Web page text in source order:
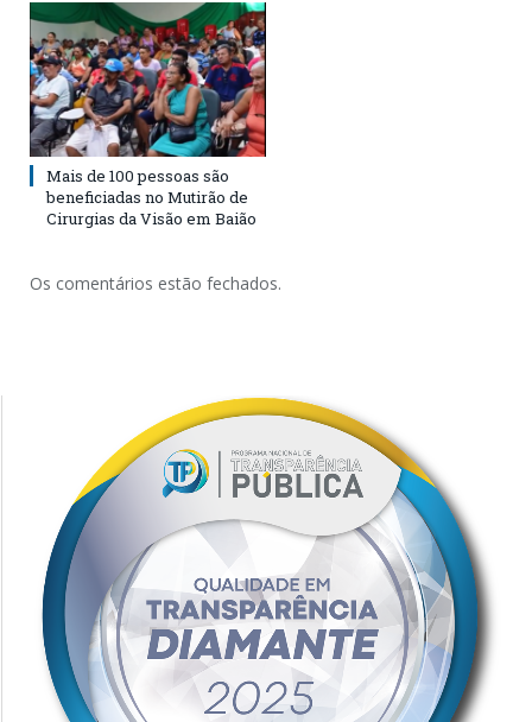
Mais de 100 pessoas são
beneficiadas no Mutirão de
Cirurgias da Visão em Baião
Os comentários estão fechados.